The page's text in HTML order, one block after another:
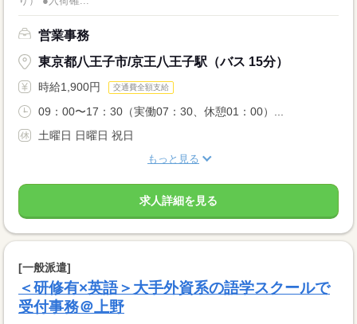
営業事務
東京都八王子市/京王八王子駅（バス 15分）
時給1,900円 交通費全額支給
09：00〜17：30（実働07：30、休憩01：00）...
土曜日 日曜日 祝日
もっと見る
求人詳細を見る
[一般派遣]
＜研修有×英語＞大手外資系の語学スクールで
受付事務＠上野